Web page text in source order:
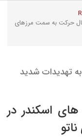
حرکت به سمت مرزهای
تهدیدات شدید
اسکندر در